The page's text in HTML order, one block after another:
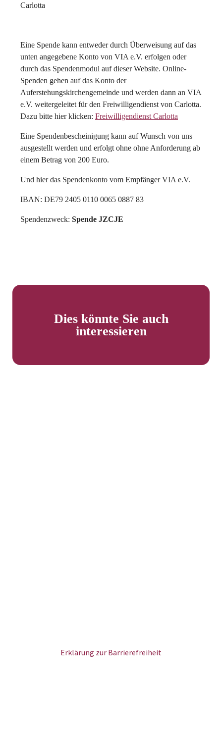
Carlotta
Eine Spende kann entweder durch Überweisung auf das
unten angegebene Konto von VIA e.V. erfolgen oder
durch das Spendenmodul auf dieser Website. Online-
Spenden gehen auf das Konto der
Auferstehungskirchengemeinde und werden dann an VIA
e.V. weitergeleitet für den Freiwilligendienst von Carlotta.
Dazu bitte hier klicken: Freiwilligendienst Carlotta
Eine Spendenbescheinigung kann auf Wunsch von uns
ausgestellt werden und erfolgt ohne ohne Anforderung ab
einem Betrag von 200 Euro.
Und hier das Spendenkonto vom Empfänger VIA e.V.
IBAN: DE79 2405 0110 0065 0887 83
Spendenzweck: Spende JZCJE
Dies könnte Sie auch
interessieren
Erklärung zur Barrierefreiheit